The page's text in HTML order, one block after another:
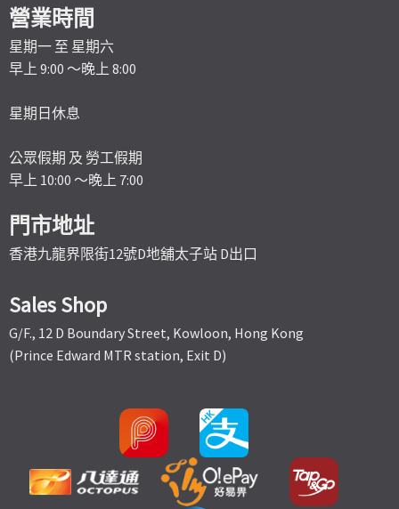
營業時間
星期一 至 星期六
早上 9:00 ～晚上 8:00
星期日休息
公眾假期 及 勞工假期
早上 10:00 ～晚上 7:00
門市地址
香港九龍界限街12號D地舖太子站 D出口
Sales Shop
G/F., 12 D Boundary Street, Kowloon, Hong Kong
(Prince Edward MTR station, Exit D)